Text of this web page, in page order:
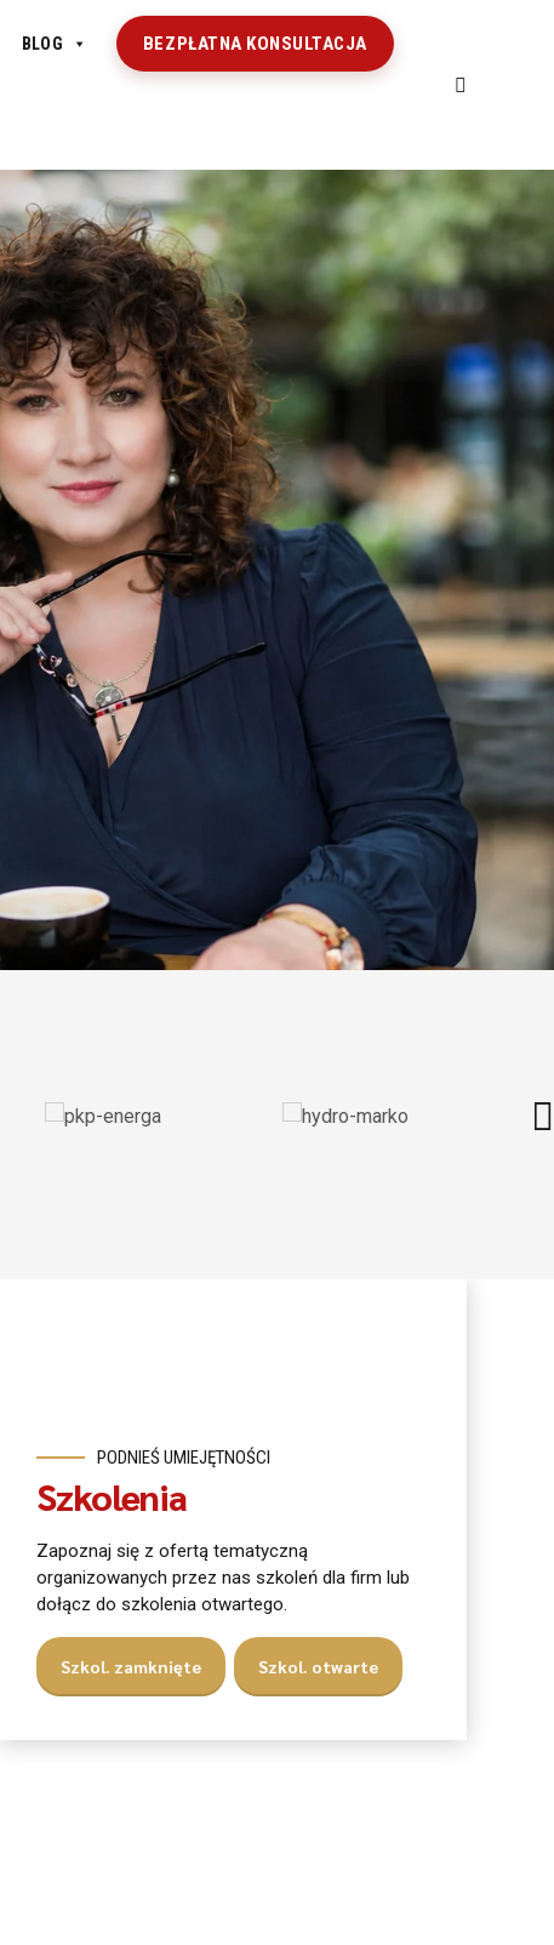
BLOG BEZPŁATNA KONSULTACJA
PODNIEŚ UMIEJĘTNOŚCI
Szkolenia
Zapoznaj się z ofertą tematyczną
organizowanych przez nas szkoleń dla firm lub
dołącz do szkolenia otwartego.
Szkol. zamknięte Szkol. otwarte